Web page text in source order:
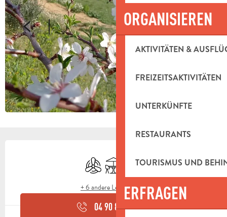
ORGANISIEREN
AKTIVITÄTEN &
FREIZEITSAKTIVITÄTEN
UNTERKÜNFTE
RESTAURANTS
TOURISMUS UND
ERFRAGEN
Klimaanlage
Terrasse Schwimmbad
+ 6 andere Leistung(en)
04 90 85 45▒▒